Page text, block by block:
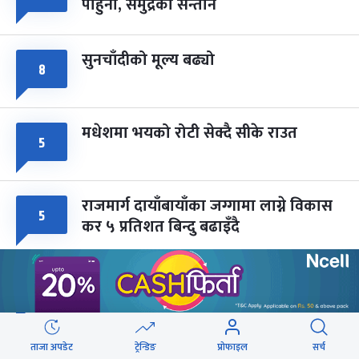
चैत्र ८, २०८३-Mar 22, 2027
८ सुनचाँदीको मूल्य बढ्यो
५ मधेशमा भयको रोटी सेक्दै सीके राउत
५ राजमार्ग दायाँबायाँका जग्गामा लाग्ने विकास
कर ५ प्रतिशत बिन्दु बढाइँदै
५ मोहन तिम्सिनाजी- मार्क्सवाद देववाणी होइन,
अपव्याख्या नगरौं
ताजा अपडेट ट्रेन्डिङ प्रोफाइल सर्च